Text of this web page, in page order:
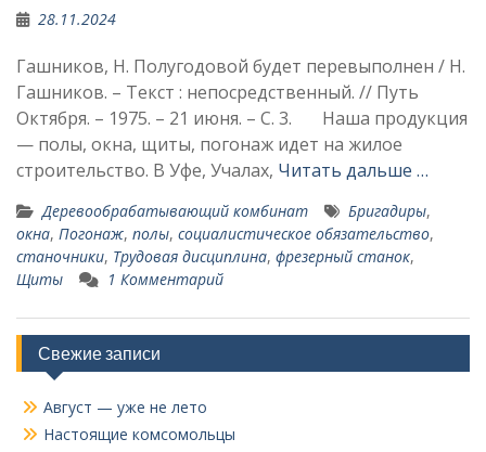
28.11.2024
Гашников, Н. Полугодовой будет перевыполнен / Н.
Гашников. – Текст : непосредственный. // Путь
Октября. – 1975. – 21 июня. – С. 3. Наша продукция
— полы, окна, щиты, погонаж идет на жилое
строительство. В Уфе, Учалах, Читать дальше …
Деревообрабатывающий комбинат Бригадиры,
окна, Погонаж, полы, социалистическое обязательство,
станочники, Трудовая дисциплина, фре­зерный станок,
Щиты
1 Комментарий
Свежие записи
Август — уже не лето
Настоящие комсомольцы